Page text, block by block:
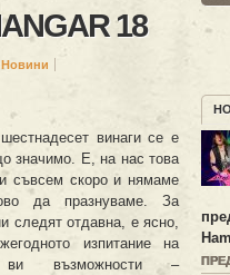
18
Новини
винаги се е
значимо. Е, на нас това
съвсем скоро и нямаме
да празнуваме. За
следят отдавна, е ясно,
изпитание на
ви възможности –